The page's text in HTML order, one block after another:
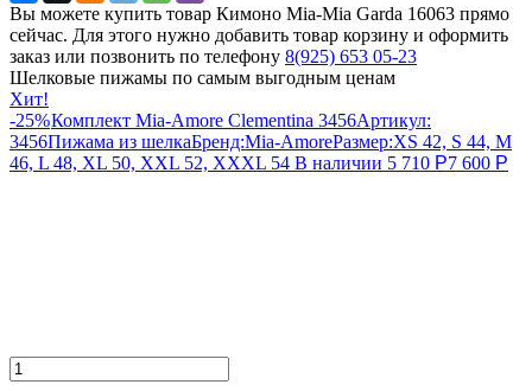
Вы можете купить товар Кимоно Mia-Mia Garda 16063 прямо
сейчас. Для этого нужно добавить товар корзину и оформить
заказ или позвонить по телефону 8(925) 653 05-23
Шелковые пижамы по самым выгодным ценам
Хит!
-25%Комплект Mia-Amore Clementina 3456Артикул:
3456Пижама из шелкаБренд:Mia-AmoreРазмер:XS 42, S 44, M
46, L 48, XL 50, XXL 52, XXXL 54 В наличии 5 710 Р7 600 Р